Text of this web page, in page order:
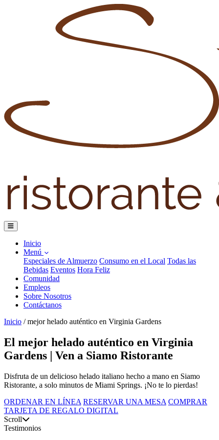
Inicio
Menú
Especiales de Almuerzo Consumo en el Local Todas las
Bebidas Eventos Hora Feliz
Comunidad
Empleos
Sobre Nosotros
Contáctanos
Inicio / mejor helado auténtico en Virginia Gardens
El mejor helado auténtico en Virginia
Gardens | Ven a Siamo Ristorante
Disfruta de un delicioso helado italiano hecho a mano en Siamo
Ristorante, a solo minutos de Miami Springs. ¡No te lo pierdas!
ORDENAR EN LÍNEA RESERVAR UNA MESA COMPRAR
TARJETA DE REGALO DIGITAL
Scroll
Testimonios